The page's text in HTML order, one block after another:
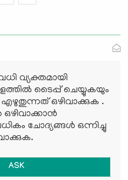
വ്യക്തമായി
ടൈപ്പ് ചെയ്യുകയും
എഴുതുന്നത് ഒഴിവാക്കുക .
ചോദ്യങ്ങള്‍ ഒന്നിച്ചു
ASK